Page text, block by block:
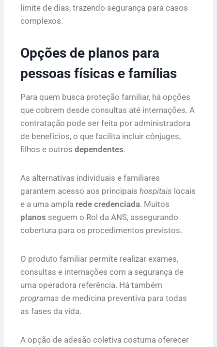
limite de dias, trazendo segurança para casos
complexos.
Opções de planos para
pessoas físicas e famílias
Para quem busca proteção familiar, há opções
que cobrem desde consultas até internações. A
contratação pode ser feita por administradora
de benefícios, o que facilita incluir cônjuges,
filhos e outros dependentes.
As alternativas individuais e familiares
garantem acesso aos principais hospitais locais
e a uma ampla rede credenciada. Muitos
planos seguem o Rol da ANS, assegurando
cobertura para os procedimentos previstos.
O produto familiar permite realizar exames,
consultas e internações com a segurança de
uma operadora referência. Há também
programas de medicina preventiva para todas
as fases da vida.
A opção de adesão coletiva costuma oferecer